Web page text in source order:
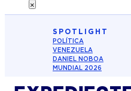
×
SPOTLIGHT
POLÍTICA
VENEZUELA
DANIEL NOBOA
MUNDIAL 2026